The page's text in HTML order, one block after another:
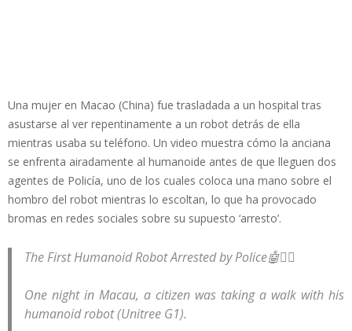
Una mujer en Macao (China) fue trasladada a un hospital tras
asustarse al ver repentinamente a un robot detrás de ella
mientras usaba su teléfono. Un video muestra cómo la anciana
se enfrenta airadamente al humanoide antes de que lleguen dos
agentes de Policía, uno de los cuales coloca una mano sobre el
hombro del robot mientras lo escoltan, lo que ha provocado
bromas en redes sociales sobre su supuesto ‘arresto’.
The First Humanoid Robot Arrested by Police🤖👮‍♀️
One night in Macau, a citizen was taking a walk with his
humanoid robot (Unitree G1).